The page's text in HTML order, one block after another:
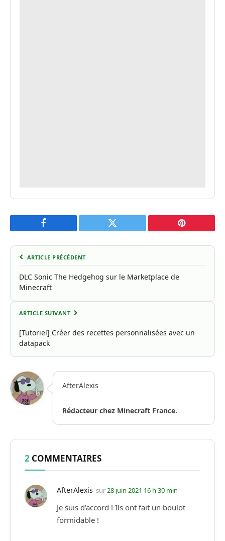
Facebook Twitter Pinterest
ARTICLE PRÉCÉDENT
DLC Sonic The Hedgehog sur le Marketplace de
Minecraft
ARTICLE SUIVANT
[Tutoriel] Créer des recettes personnalisées avec un
datapack
AfterAlexis
Rédacteur chez Minecraft France.
2 COMMENTAIRES
AfterAlexis sur 28 juin 2021 16 h 30 min
Je suis d’accord ! Ils ont fait un boulot
formidable !